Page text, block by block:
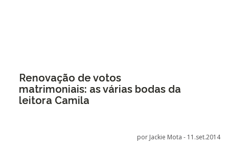
Renovação de votos
matrimoniais: as várias bodas da
leitora Camila
por Jackie Mota - 11.set.2014